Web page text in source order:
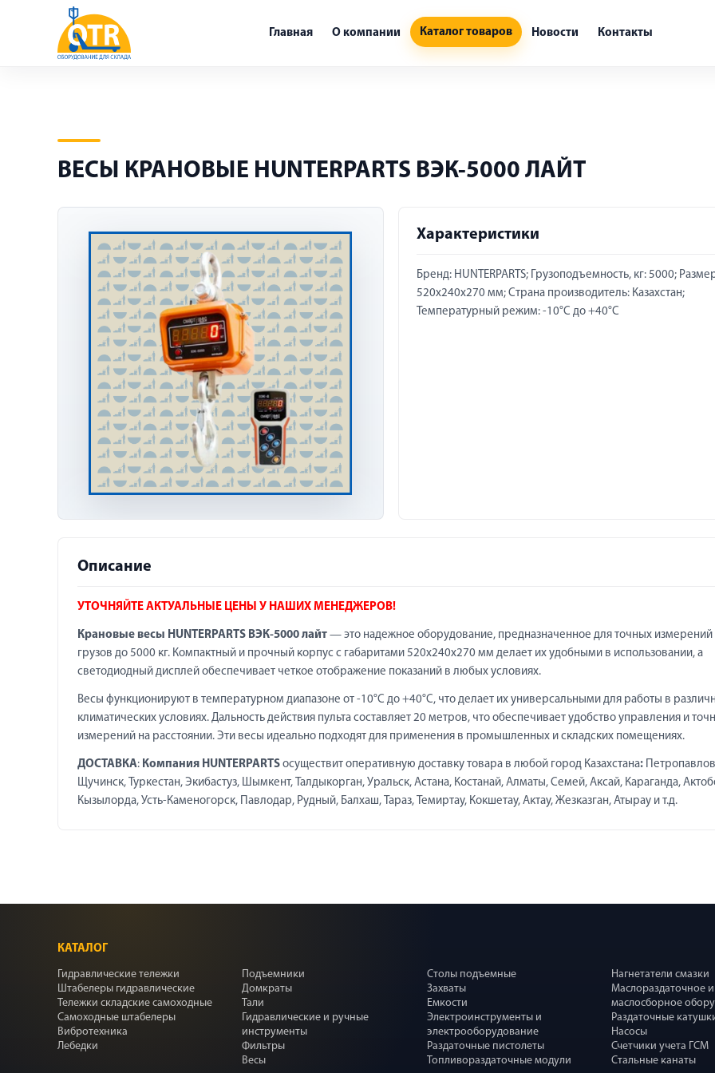
Главная О компании Каталог товаров Новости Контакты
ВЕСЫ КРАНОВЫЕ HUNTERPARTS ВЭК-5000 ЛАЙТ
Характеристики
Бренд: HUNTERPARTS; Грузоподъемность, кг: 5000;
520х240х270 мм; Страна производитель: Казахстан;
Температурный режим: -10°C до +40°C
Описание
УТОЧНЯЙТЕ АКТУАЛЬНЫЕ ЦЕНЫ У НАШИХ МЕНЕДЖЕРОВ!
Крановые весы HUNTERPARTS ВЭК-5000 лайт — это надежное оборудование, предназначенное для точных измерений
грузов до 5000 кг. Компактный и прочный корпус с габаритами 520х240х270 мм делает их удобными в использовании, а
светодиодный дисплей обеспечивает четкое отображение показаний в любых условиях.
Весы функционируют в температурном диапазоне от -10°C до +40°C, что делает их универсальными для работы в
климатических условиях. Дальность действия пульта составляет 20 метров, что обеспечивает удобство управления и
измерений на расстоянии. Эти весы идеально подходят для применения в промышленных и складских помещениях.
ДОСТАВКА: Компания HUNTERPARTS осуществит оперативную доставку товара в любой город Казахстана:
Щучинск, Туркестан, Экибастуз, Шымкент, Талдыкорган, Уральск, Астана, Костанай, Алматы, Семей, Аксай, Караганда,
Кызылорда, Усть-Каменогорск, Павлодар, Рудный, Балхаш, Тараз, Темиртау, Кокшетау, Актау, Жезказган, Атырау и т.д.
КАТАЛОГ
Гидравлические тележки
Штабелеры гидравлические
Тележки складские самоходные
Самоходные штабелеры
Вибротехника
Лебедки
Подъемники
Домкраты
Тали
Гидравлические и ручные
инструменты
Фильтры
Весы
Столы подъемные
Захваты
Емкости
Электроинструменты и
электрооборудование
Раздаточные пистолеты
Топливораздаточные модули
Нагнетатели смазки
Маслораздаточное и
маслосборное
Раздаточные
Насосы
Счетчики учета ГСМ
Стальные канаты